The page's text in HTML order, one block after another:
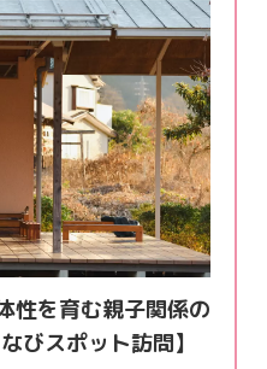
性を育む親子関係の
びスポット訪問】